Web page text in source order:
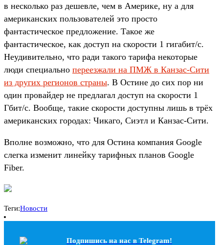
в несколько раз дешевле, чем в Америке, ну а для
американских пользователей это просто
фантастическое предложение. Такое же
фантастическое, как доступ на скорости 1 гигабит/с.
Неудивительно, что ради такого тарифа некоторые
люди специально переезжали на ПМЖ в Канзас-Сити
из других регионов страны. В Остине до сих пор ни
один провайдер не предлагал доступ на скорости 1
Гбит/с. Вообще, такие скорости доступны лишь в трёх
американских городах: Чикаго, Сиэтл и Канзас-Сити.
Вполне возможно, что для Остина компания Google
слегка изменит линейку тарифных планов Google
Fiber.
Теги:Новости
Подпишись на наc в Telegram!